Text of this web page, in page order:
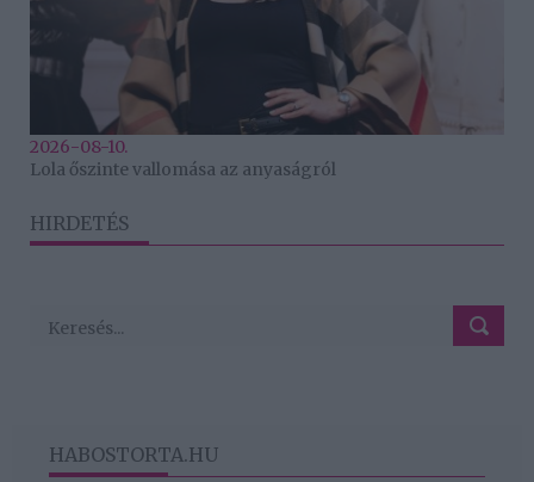
2026-08-10.
Lola őszinte vallomása az anyaságról
HIRDETÉS
HABOSTORTA.HU